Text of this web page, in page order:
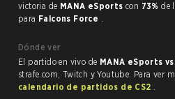
victoria de MANA eSports con 73%de
para Falcons Force .
Dónde ver
El partido en vivo de MANA eSports
strafe.com, Twitch y Youtube. Para ver
calendario de partidos de CS2 .